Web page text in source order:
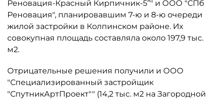
Реновация-Красный Кирпичник-5”" и ООО "СПб
Реновация", планировавшим 7-ю и 8-ю очереди
жилой застройки в Колпинском районе. Их
совокупная площадь составляла около 197,9 тыс.
м2.
Отрицательные решения получили и ООО
"Специализированный застройщик
"СпутникАртПроект"" (14,2 тыс. м2 на Загородной